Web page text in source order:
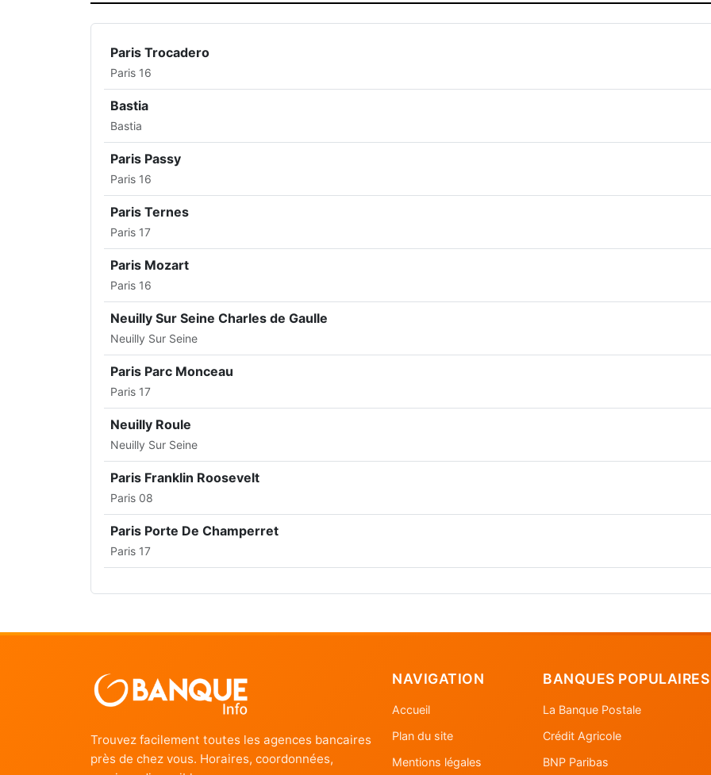
Paris Trocadero
Paris 16
Bastia
Bastia
Paris Passy
Paris 16
Paris Ternes
Paris 17
Paris Mozart
Paris 16
Neuilly Sur Seine Charles de Gaulle
Neuilly Sur Seine
Paris Parc Monceau
Paris 17
Neuilly Roule
Neuilly Sur Seine
Paris Franklin Roosevelt
Paris 08
Paris Porte De Champerret
Paris 17
Trouvez facilement toutes les agences bancaires
près de chez vous. Horaires, coordonnées,
NAVIGATION
Accueil
Plan du site
Mentions légales
BANQUES POPULAIRES
La Banque Postale
Crédit Agricole
BNP Paribas